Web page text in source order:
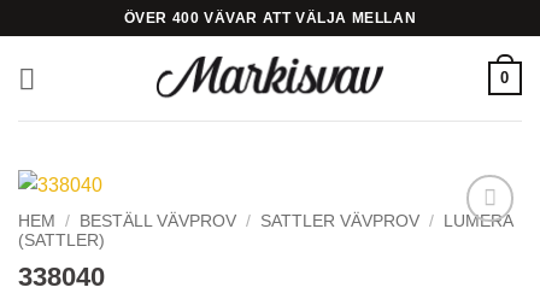
content
ÖVER 400 VÄVAR ATT VÄLJA MELLAN
0
HEM / BESTÄLL VÄVPROV / SATTLER VÄVPROV /
LUMERA
(SATTLER)
338040